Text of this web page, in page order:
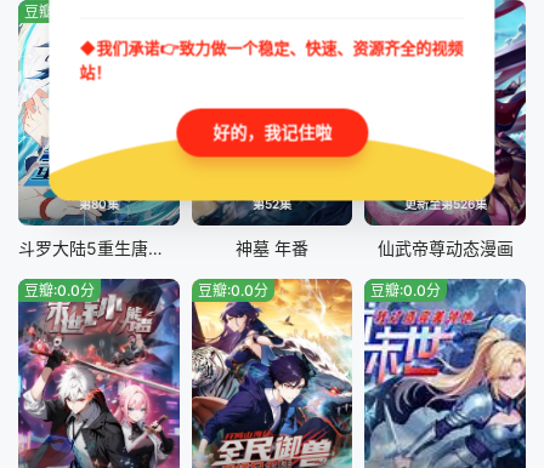
第80集
豆瓣:0.0分
斗罗大陆5重生唐三 动态漫画
第52集
神墓 年番
更新至第526集
仙武帝尊动态漫画
豆瓣:0.0分 豆瓣:0.0分 豆瓣:0.0分
◆我们承诺👉致力做一个稳定、快速、资源齐全的视频
站！
好的，我记住啦